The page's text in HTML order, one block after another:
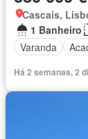
Cascais,
1 Banheiro
Varanda
Há 2 semanas, 2